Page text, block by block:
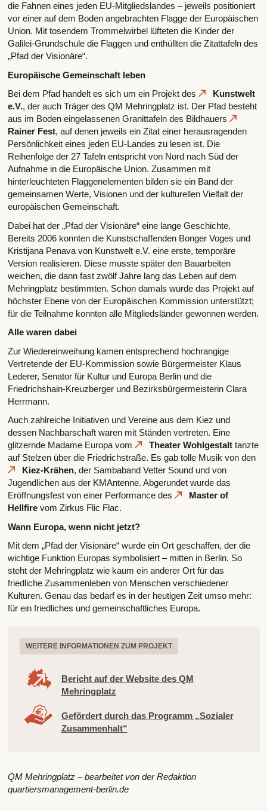
die Fahnen eines jeden EU-Mitgliedslandes – jeweils positioniert
vor einer auf dem Boden angebrachten Flagge der Europäischen
Union. Mit tosendem Trommelwirbel lüfteten die Kinder der
Galilei-Grundschule die Flaggen und enthüllten die Zitattafeln des
„Pfad der Visionäre“.
Europäische Gemeinschaft leben
Bei dem Pfad handelt es sich um ein Projekt des
Kunstwelt
e.V., der auch Träger des QM Mehringplatz ist. Der Pfad besteht
aus im Boden eingelassenen Granittafeln des Bildhauers
Rainer Fest, auf denen jeweils ein Zitat einer herausragenden
Persönlichkeit eines jeden EU-Landes zu lesen ist. Die
Reihenfolge der 27 Tafeln entspricht von Nord nach Süd der
Aufnahme in die Europäische Union. Zusammen mit
hinterleuchteten Flaggenelementen bilden sie ein Band der
gemeinsamen Werte, Visionen und der kulturellen Vielfalt der
europäischen Gemeinschaft.
Dabei hat der „Pfad der Visionäre“ eine lange Geschichte.
Bereits 2006 konnten die Kunstschaffenden Bonger Voges und
Kristijana Penava von Kunstwelt e.V. eine erste, temporäre
Version realisieren. Diese musste später den Bauarbeiten
weichen, die dann fast zwölf Jahre lang das Leben auf dem
Mehringplatz bestimmten. Schon damals wurde das Projekt auf
höchster Ebene von der Europäischen Kommission unterstützt;
für die Teilnahme konnten alle Mitgliedsländer gewonnen werden.
Alle waren dabei
Zur Wiedereinweihung kamen entsprechend hochrangige
Vertretende der EU-Kommission sowie Bürgermeister Klaus
Lederer, Senator für Kultur und Europa Berlin und die
Friedrichshain-Kreuzberger und Bezirksbürgermeisterin Clara
Herrmann.
Auch zahlreiche Initiativen und Vereine aus dem Kiez und
dessen Nachbarschaft waren mit Ständen vertreten. Eine
glitzernde Madame Europa vom
Theater Wohlgestalt tanzte
auf Stelzen über die Friedrichstraße. Es gab tolle Musik von den
Kiez-Krähen, der Sambaband Vetter Sound und von
Jugendlichen aus der KMAntenne. Abgerundet wurde das
Eröffnungsfest von einer Performance des
Master of
Hellfirevom Zirkus Flic Flac.
Wann Europa, wenn nicht jetzt?
Mit dem „Pfad der Visionäre“ wurde ein Ort geschaffen, der die
wichtige Funktion Europas symbolisiert – mitten in Berlin. So
steht der Mehringplatz wie kaum ein anderer Ort für das
friedliche Zusammenleben von Menschen verschiedener
Kulturen. Genau das bedarf es in der heutigen Zeit umso mehr:
für ein friedliches und gemeinschaftliches Europa.
WEITERE INFORMATIONEN ZUM PROJEKT
Bericht auf der Website des QM
Mehringplatz
Gefördert durch das Programm „Sozialer
Zusammenhalt“
QM Mehringplatz – bearbeitet von der Redaktion
quartiersmanagement-berlin.de